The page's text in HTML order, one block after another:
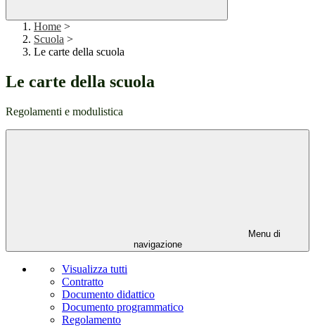
Home >
Scuola >
Le carte della scuola
Le carte della scuola
Regolamenti e modulistica
Menu di
navigazione
Visualizza tutti
Contratto
Documento didattico
Documento programmatico
Regolamento